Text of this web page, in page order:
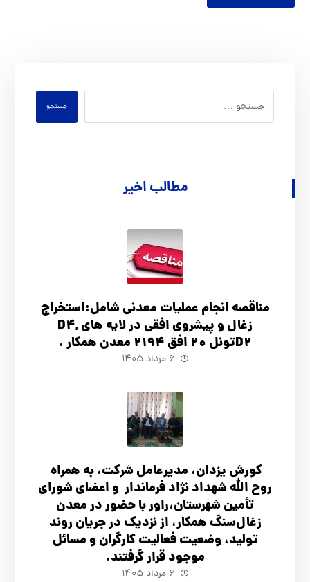
جستجو
مطالب اخیر
مناقصه انجام عملیات معدنی شامل:استخراج
زغال و پیشروی افقی در لایه های D4,
D2تونل 20 افق 2194 معدن همکار .
۶ مرداد ۱۴۰۵
کورش یزدان، مدیرعامل شرکت، به همراه
روح الله شهداد نژاد فرماندار و اعضای شورای
تأ‌مین شهرستان،راور با حضور در معدن
زغال‌سنگ همکار، از نزدیک در جریان روند
تولید، وضعیت فعالیت کارگران و مسائل
موجود قرار گرفتند.
۶ مرداد ۱۴۰۵